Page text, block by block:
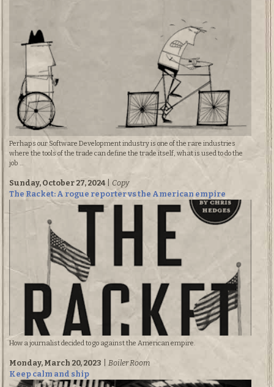
Perhaps our Software Development industry is one of the rare industries
where the tools of the trade can define the trade itself, what is used to do the
job ...
Sunday, October 27, 2024| Copy
The Racket: A rogue reporter vs the American empire
How a journalist decided to go against the American empire.
Monday, March 20, 2023
Boiler Room
Keep calm and ship